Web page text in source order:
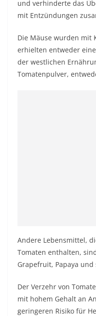
und verhinderte das
mit Entzündungen
Die Mäuse wurden mit
erhielten entweder
der westlichen
Tomatenpulver,
Andere Lebensmittel,
Tomaten enthalten,
Grapefruit, Papaya
Der Verzehr von
mit hohem Gehalt an
geringeren Risiko für